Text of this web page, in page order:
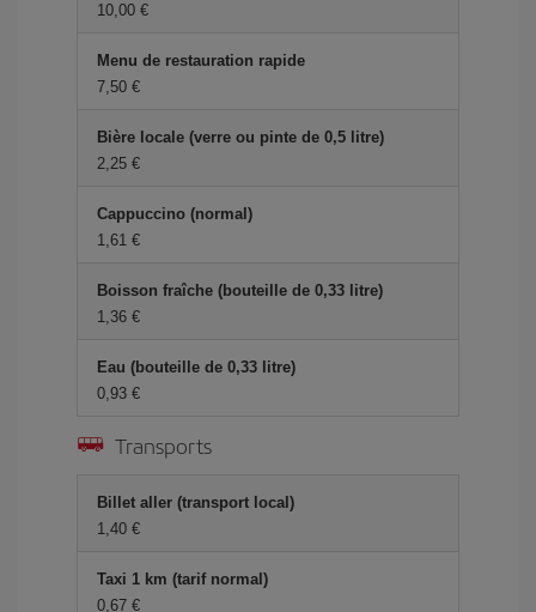
10,00 €
Menu de restauration rapide
7,50 €
Bière locale (verre ou pinte de 0,5 litre)
2,25 €
Cappuccino (normal)
1,61 €
Boisson fraîche (bouteille de 0,33 litre)
1,36 €
Eau (bouteille de 0,33 litre)
0,93 €
Transports
Billet aller (transport local)
1,40 €
Taxi 1 km (tarif normal)
0,67 €